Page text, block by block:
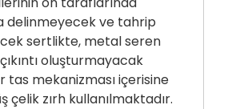
delinmeyecek ve tahrip
sertlikte, metal seren
oluşturmayacak
tas mekanizması içerisine
çelik zırh kullanılmaktadır.